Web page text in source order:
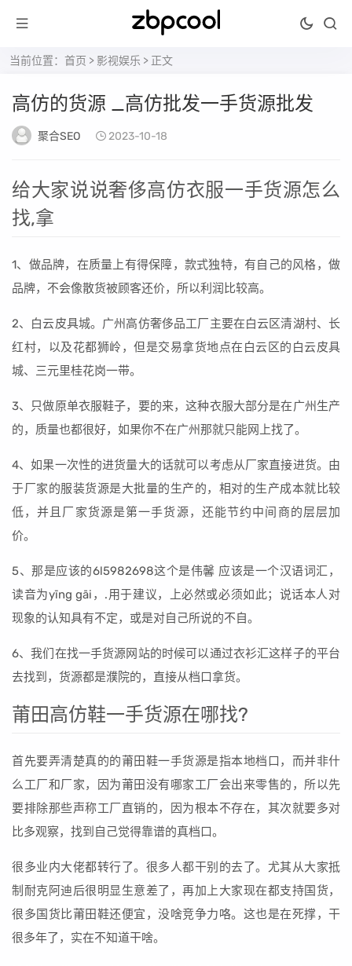
当前位置： 首页 > 影视娱乐 > 正文
高仿的货源 _高仿批发一手货源批发
聚合SEO 2023-10-18
给大家说说奢侈高仿衣服一手货源怎么
找,拿
1、做品牌，在质量上有得保障，款式独特，有自己的风格，做
品牌，不会像散货被顾客还价，所以利润比较高。
2、白云皮具城。广州高仿奢侈品工厂主要在白云区清湖村、长
红村，以及花都狮岭，但是交易拿货地点在白云区的白云皮具
城、三元里桂花岗一带。
3、只做原单衣服鞋子，要的来，这种衣服大部分是在广州生产
的，质量也都很好，如果你不在广州那就只能网上找了。
4、如果一次性的进货量大的话就可以考虑从厂家直接进货。由
于厂家的服装货源是大批量的生产的，相对的生产成本就比较
低，并且厂家货源是第一手货源，还能节约中间商的层层加
价。
5、那是应该的6l5982698这个是伟馨 应该是一个汉语词汇，
读音为yīng gāi，.用于建议，上必然或必须如此；说话本人对
现象的认知具有不定，或是对自己所说的不自。
6、我们在找一手货源网站的时候可以通过衣衫汇这样子的平台
去找到，货源都是濮院的，直接从档口拿货。
莆田高仿鞋一手货源在哪找?
首先要弄清楚真的的莆田鞋一手货源是指本地档口，而并非什
么工厂和厂家，因为莆田没有哪家工厂会出来零售的，所以先
要排除那些声称工厂直销的，因为根本不存在，其次就要多对
比多观察，找到自己觉得靠谱的真档口。
很多业内大佬都转行了。很多人都干别的去了。尤其从大家抵
制耐克阿迪后很明显生意差了，再加上大家现在都支持国货，
很多国货比莆田鞋还便宜，没啥竞争力咯。这也是在死撑，干
很多年了，实在不知道干啥。